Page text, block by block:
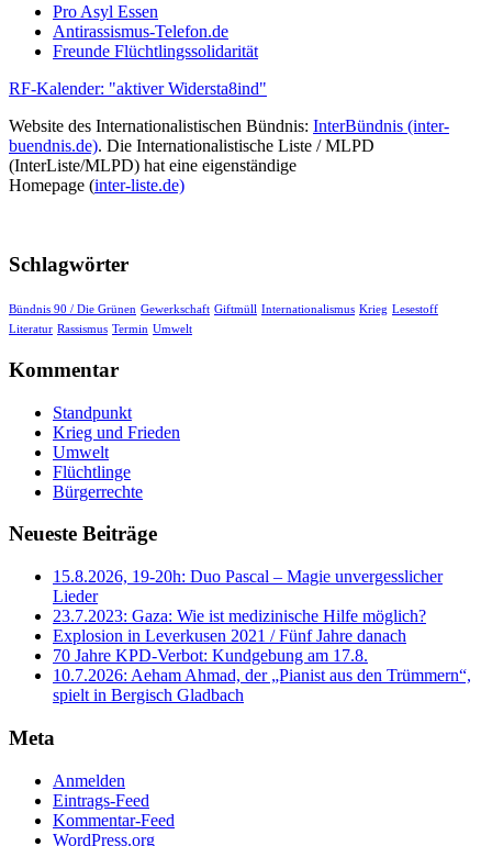
Pro Asyl Essen
Antirassismus-Telefon.de
Freunde Flüchtlingssolidarität
RF-Kalender: "aktiver Widersta8ind"
Website des Internationalistischen Bündnis: InterBündnis (inter-
buendnis.de). Die Internationalistische Liste / MLPD
(InterListe/MLPD) hat eine eigenständige
Homepage (inter-liste.de)
Schlagwörter
Bündnis 90 / Die Grünen Gewerkschaft Giftmüll Internationalismus Krieg Lesestoff
Literatur Rassismus Termin Umwelt
Kommentar
Standpunkt
Krieg und Frieden
Umwelt
Flüchtlinge
Bürgerrechte
Neueste Beiträge
15.8.2026, 19-20h: Duo Pascal – Magie unvergesslicher
Lieder
23.7.2023: Gaza: Wie ist medizinische Hilfe möglich?
Explosion in Leverkusen 2021 / Fünf Jahre danach
70 Jahre KPD‑Verbot: Kundgebung am 17.8.
10.7.2026: Aeham Ahmad, der „Pianist aus den Trümmern“,
spielt in Bergisch Gladbach
Meta
Anmelden
Eintrags-Feed
Kommentar-Feed
WordPress.org